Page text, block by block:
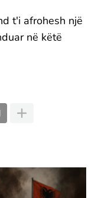
t'i afrohesh një
në këtë